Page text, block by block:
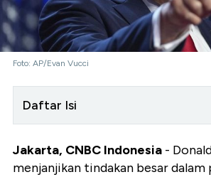
Foto: AP/Evan Vucci
Daftar Isi
Jakarta, CNBC Indonesia -
menjanjikan tindakan besar